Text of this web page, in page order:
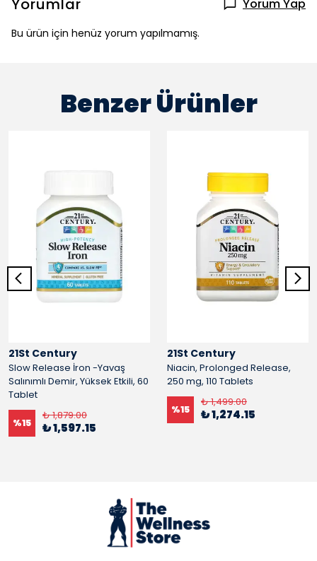
Yorumlar Yorum Yap
Bu ürün için henüz yorum yapılmamış.
Benzer Ürünler
21St Century
Slow Release İron -Yavaş
Salınımlı Demir, Yüksek Etkili, 60
Tablet
%15
₺ 1,879.00
₺ 1,597.15
21St Century
Niacin, Prolonged Release,
250 mg, 110 Tablets
%15
₺ 1,499.00
₺ 1,274.15